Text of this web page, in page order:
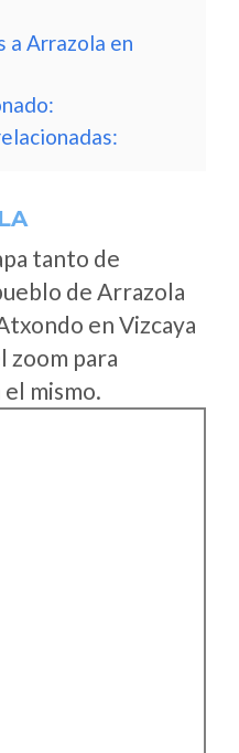
a Arrazola en
tanto de
de Arrazola
en Vizcaya
zoom para
mismo.